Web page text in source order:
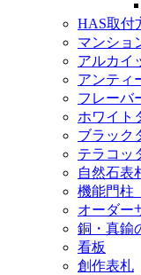
HAS取付
マンショ
アルカイ
アンティ
フレーバ
ホワイト
ブラック
テラコッ
自然石表
機能門
オーダー
銅・真鍮
看板
創作表札